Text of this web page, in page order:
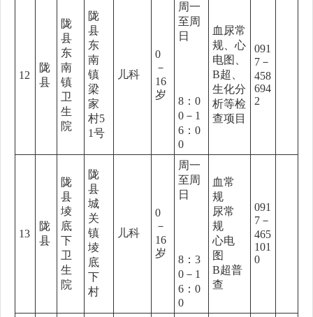
12
陇
县
陇
县
东
南
镇
卫
生
院
陇
县
东
南
镇
梁
家
村5
1号
儿科
0
－
16
岁
周一
至周
日
8：0
0－1
6：0
0
血尿常
规、心
电图、
B超、
生化分
析等检
查项目
091
7－
458
694
2
13
陇
县
陇
县
堎
底
下
卫
生
院
陇
县
城
关
镇
堎
底
下
村
儿科
0
－
16
岁
周一
至周
日
8：3
0－1
6：0
0
血常
规
尿常
规
心电
图
B超普
查
091
7－
465
101
0